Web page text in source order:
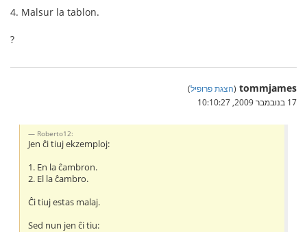
4. Malsur la tablon.
?
tommjames
(הצגת פרופיל)
17 בנובמבר 2009, 10:10:27
Roberto12:
Jen ĉi tiuj ekzemploj:
1. En la ĉambron.
2. El la ĉambro.
Ĉi tiuj estas malaj.
Sed nun jen ĉi tiu: